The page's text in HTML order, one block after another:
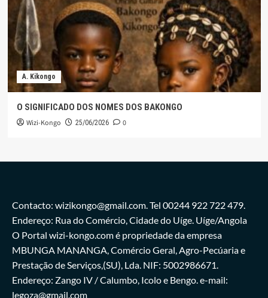
A. Kikongo
O SIGNIFICADO DOS NOMES DOS BAKONGO
Wizi-Kongo 25/06/2026 0
Contacto: wizikongo@gmail.com. Tel 00244 922 722 479.
Endereço: Rua do Comércio, Cidade do Uíge. Uíge/Angola
O Portal wizi-kongo.com é propriedade da empresa
MBUNGA MANANGA, Comércio Geral, Agro-Pecúaria e
Prestação de Serviços,(SU), Lda. NIF: 5002986671.
Endereço: Zango IV / Calumbo, Icolo e Bengo. e-mail:
legoza@gmail.com